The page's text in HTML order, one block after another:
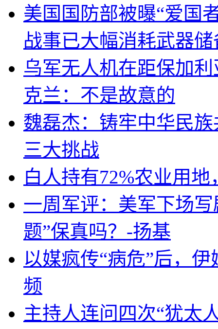
美国国防部被曝“爱国
战事已大幅消耗武器储
乌军无人机在距保加
克兰：不是故意的
魏磊杰：铸牢中华民
三大挑战
白人持有72%农业用
一周军评：美军下场
题”保真吗？-扬基
以媒疯传“病危”后，
频
主持人连问四次“犹太